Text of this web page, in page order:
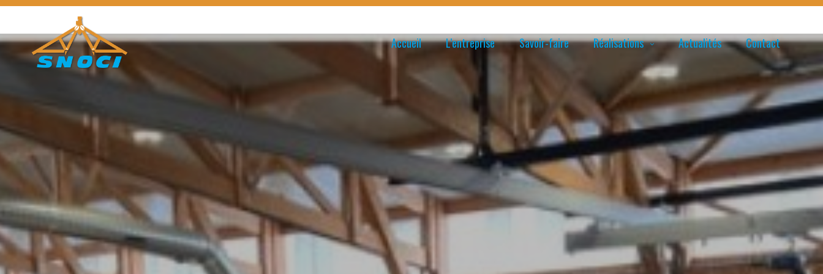
Accueil L’entreprise Savoir-faire Réalisations Actualités Contact